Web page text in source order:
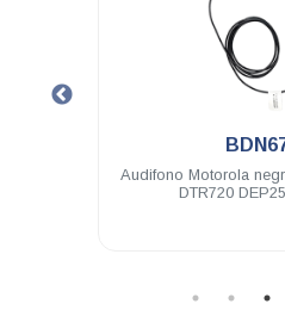
Audifono Motorola
DTR720